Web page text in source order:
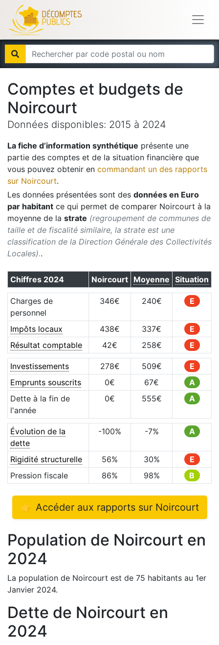
Comptes et budgets de
Noircourt
Données disponibles: 2015 à 2024
La fiche d’information synthétique présente une
partie des comptes et de la situation financière que
vous pouvez obtenir en commandant un des rapports
sur Noircourt.
Les données présentées sont des données en Euro
par habitant ce qui permet de comparer Noircourt à la
moyenne de la strate (regroupement de communes de
taille et de fiscalité similaire, la strate est une
classification de la Direction Générale des Collectivités
Locales)..
Chiffres 2024 Noircourt Moyenne Situation
Charges de
personnel
346€ 240€ E
Impôts locaux 438€ 337€
E
Résultat comptable
42€ 258€ E
Investissements 278€ 509€
E
Emprunts souscrits
0€ 67€
A
Dette à la fin de
l'année
0€ 555€ A
Évolution de la
dette
-100% -7% A
Rigidité structurelle 56% 30%
E
Pression fiscale
86% 98% B
👉 Accéder aux rapports sur Noircourt
Population de Noircourt en
2024
La population de Noircourt est de 75 habitants au 1er
Janvier 2024.
Dette de Noircourt en
2024